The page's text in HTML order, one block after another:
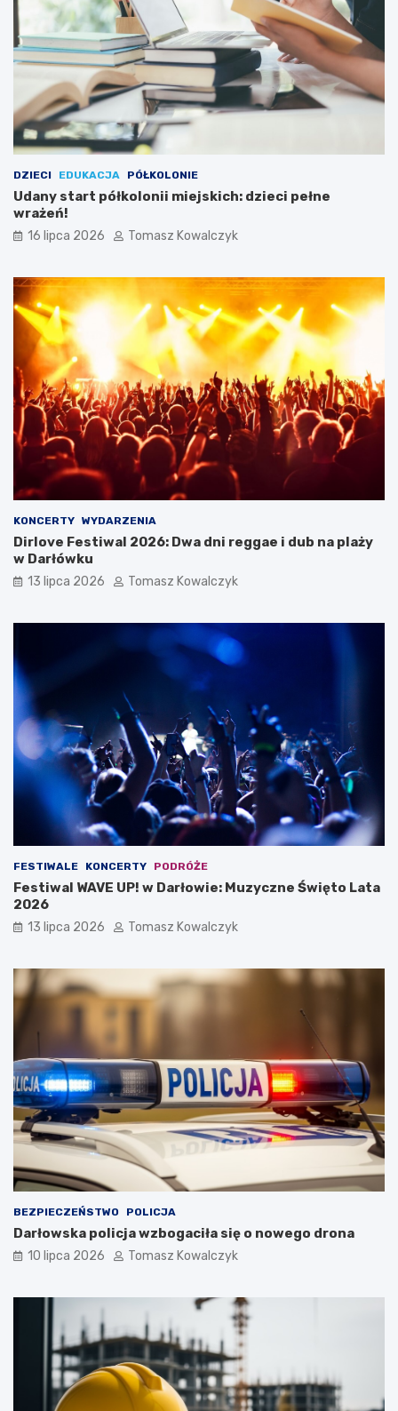
DZIECI EDUKACJA PÓŁKOLONIE
Udany start półkolonii miejskich: dzieci pełne
wrażeń!
16 lipca 2026 Tomasz Kowalczyk
KONCERTY WYDARZENIA
Dirlove Festiwal 2026: Dwa dni reggae i dub na plaży
w Darłówku
13 lipca 2026 Tomasz Kowalczyk
FESTIWALE KONCERTY PODRÓŻE
Festiwal WAVE UP! w Darłowie: Muzyczne Święto Lata
2026
13 lipca 2026 Tomasz Kowalczyk
BEZPIECZEŃSTWO POLICJA
Darłowska policja wzbogaciła się o nowego drona
10 lipca 2026 Tomasz Kowalczyk